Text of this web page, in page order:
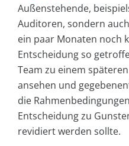
Außenstehende,
Auditoren, sondern
ein paar Monaten noch
Entscheidung so
Team zu einem
ansehen und
die
Entscheidung zu
revidiert werden sollte.